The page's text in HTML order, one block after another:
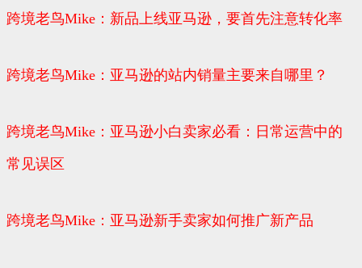
跨境老鸟Mike：新品上线亚马逊，要首先注意转化率
跨境老鸟Mike：亚马逊的站内销量主要来自哪里？
跨境老鸟Mike：亚马逊小白卖家必看：日常运营中的
常见误区
跨境老鸟Mike：亚马逊新手卖家如何推广新产品